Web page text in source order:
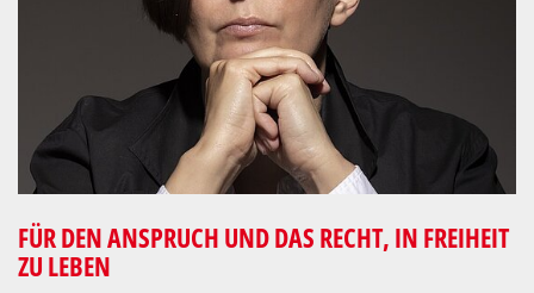
FÜR DEN ANSPRUCH UND DAS RECHT, IN FREIHEIT
ZU LEBEN